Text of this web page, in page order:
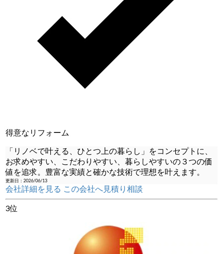
得意なリフォーム
「リノベで叶える、ひとつ上の暮らし」をコンセプトに、
お求めやすい、こだわりやすい、暮らしやすいの３つの価
値を追求。豊富な実績と確かな技術で理想を叶えます。
更新日：2026/06/13
会社詳細を見る この会社へ見積り相談
3位